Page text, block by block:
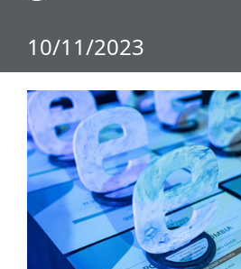
10/11/2023